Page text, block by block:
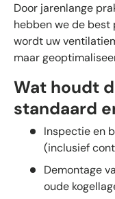
Door jarenlange
hebben we de best
wordt uw
maar
Wat houdt
standaard
Inspectie en
(inclusief
Demontage
oude